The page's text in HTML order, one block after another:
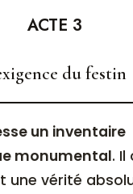
ACTE 3
du festin
un inventaire
monumental. Il
une vérité